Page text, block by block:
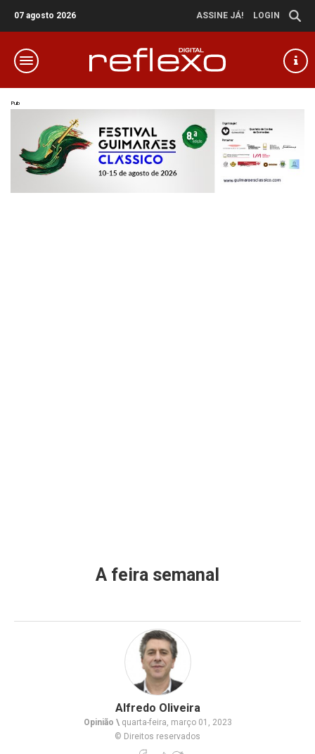
07 agosto 2026 ASSINE JÁ! LOGIN
Pub
A feira semanal
Alfredo Oliveira
Opinião \quarta-feira, março 01, 2023
© Direitos reservados